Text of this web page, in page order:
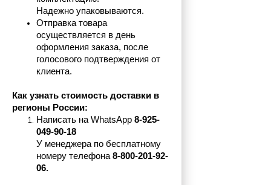
Надежно упаковываются.
Отправка товара
осуществляется в день
оформления заказа, после
голосового подтверждения от
клиента.
Как узнать стоимость доставки в
регионы России:
Написать на WhatsApp 8-925-
049-90-18
У менеджера по бесплатному
номеру телефона 8-800-201-92-
06.